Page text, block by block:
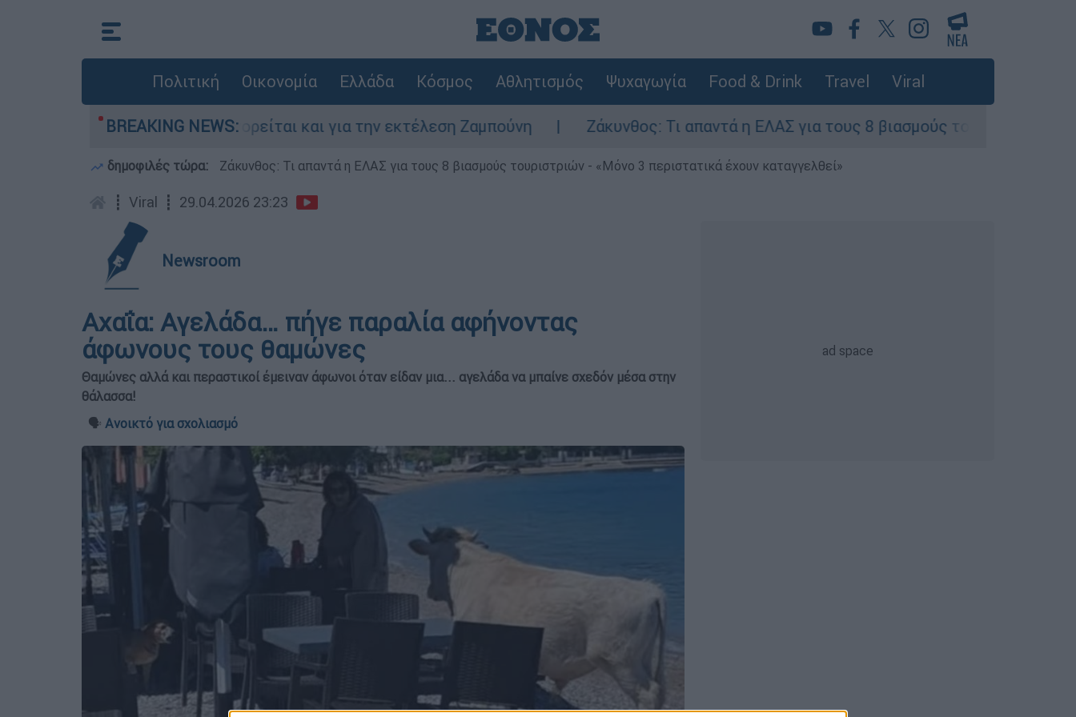
Πολιτική Οικονομία Ελλάδα Κόσμος Αθλητισμός Ψυχαγωγία Food & Drink Travel Viral
BREAKING NEWS:
στην Ελλάδα - Κατηγορείται και για την εκτέλεση Ζαμπούνη Ζάκυνθος: Τι απαντά η ΕΛΑΣ για τους 8 βιασμούς τουριστριών - «Μόνο 3
δημοφιλές τώρα: Ζάκυνθος: Τι απαντά η ΕΛΑΣ για τους 8 βιασμούς τουριστριών - «Μόνο 3 περιστατικά έχουν καταγγελθεί»
┋ Viral ┋ 29.04.2026 23:23
Newsroom
Αχαΐα: Αγελάδα… πήγε παραλία αφήνοντας
άφωνους τους θαμώνες
Θαμώνες αλλά και περαστικοί έμειναν άφωνοι όταν είδαν μια... αγελάδα να μπαίνε σχεδόν μέσα στην
θάλασσα!
🗣️ Ανοικτό για σχολιασμό